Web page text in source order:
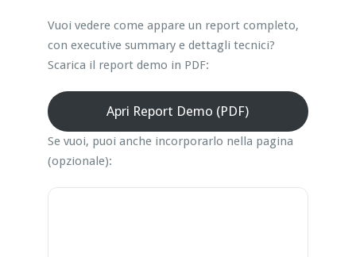
Vuoi vedere come appare un report completo,
con executive summary e dettagli tecnici?
Scarica il report demo in PDF:
Apri Report Demo (PDF)
Se vuoi, puoi anche incorporarlo nella pagina
(opzionale):